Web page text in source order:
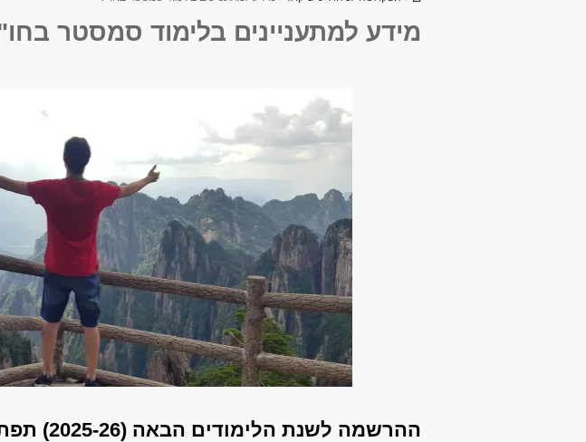
מידע למתעניינים בלימוד סמסטר
ההרשמה לשנת הלימודים הבאה (2025-26) תפתח בדצמבר 2024.